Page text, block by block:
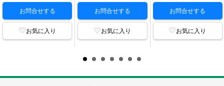
お問合せする
お気に入り
お問合せする
お気に入り
お問合せする
お気に入り